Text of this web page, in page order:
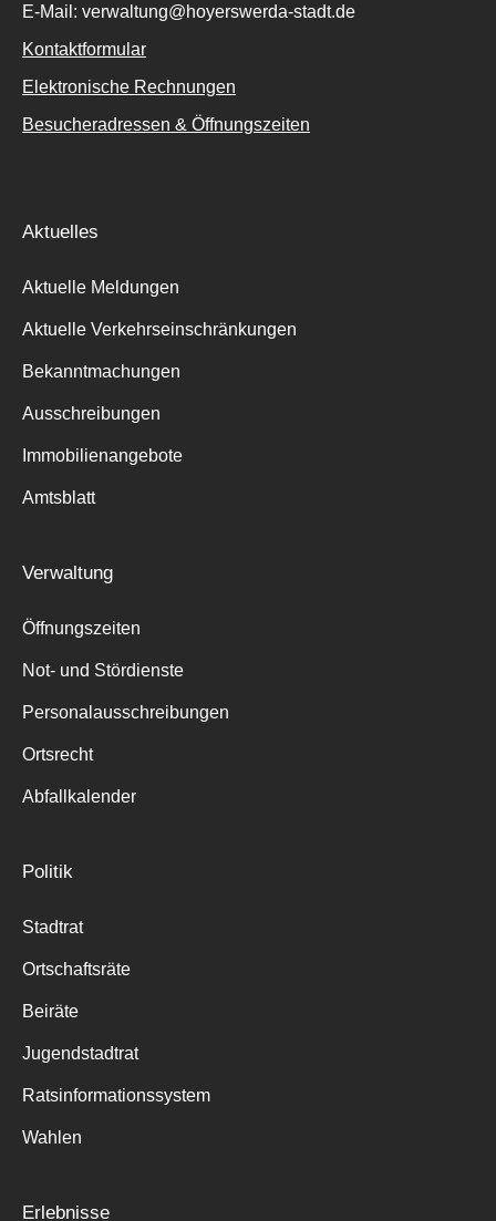
E-Mail: verwaltung@hoyerswerda-stadt.de
Kontaktformular
Elektronische Rechnungen
Besucheradressen & Öffnungszeiten
Aktuelles
Aktuelle Meldungen
Aktuelle Verkehrseinschränkungen
Bekanntmachungen
Ausschreibungen
Immobilienangebote
Amtsblatt
Verwaltung
Öffnungszeiten
Not- und Stördienste
Personalausschreibungen
Ortsrecht
Abfallkalender
Politik
Stadtrat
Ortschaftsräte
Beiräte
Jugendstadtrat
Ratsinformationssystem
Wahlen
Erlebnisse